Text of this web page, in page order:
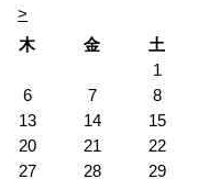
>
木 金
土
1
6 7
8
13 14
15
20 21
22
27 28
29